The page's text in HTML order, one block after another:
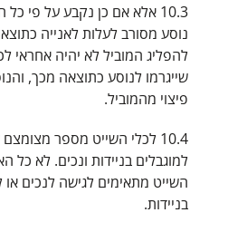
10.3 אלא אם כן נקבע על פי
נוסע מסורב לעלות לאנייה
להפליג המוביל לא יהיה אחראי
שייגרמו לנוסע כתוצאה מכך,
פיצוי מהמוביל.
10.4 לכלי השייט מספר
למוגבלים בניידות ונכים. לא כל
השייט מתאימים לגישה לנכים
בניידות.